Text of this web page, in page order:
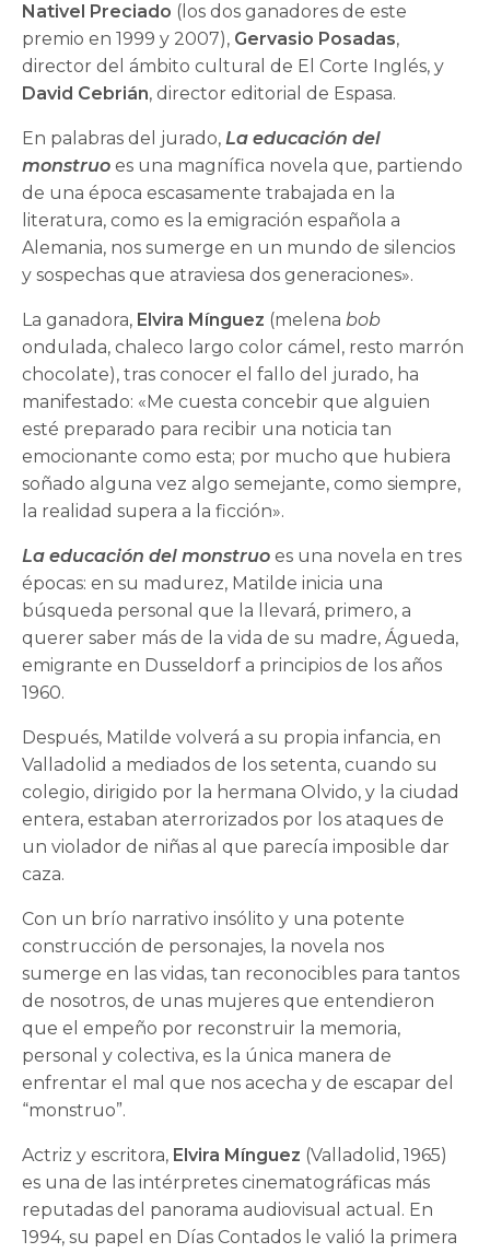
Nativel Preciado (los dos ganadores de este
premio en 1999 y 2007), Gervasio Posadas,
director del ámbito cultural de El Corte Inglés, y
David Cebrián, director editorial de Espasa.
En palabras del jurado,La educación del
monstruo es una magnífica novela que, partiendo
de una época escasamente trabajada en la
literatura, como es la emigración española a
Alemania, nos sumerge en un mundo de silencios
y sospechas que atraviesa dos generaciones».
La ganadora, Elvira Mínguez (melenabob
ondulada, chaleco largo color cámel, resto marrón
chocolate), tras conocer el fallo del jurado, ha
manifestado: «Me cuesta concebir que alguien
esté preparado para recibir una noticia tan
emocionante como esta; por mucho que hubiera
soñado alguna vez algo semejante, como siempre,
la realidad supera a la ficción».
La educación del monstruo es una novela en tres
épocas: en su madurez, Matilde inicia una
búsqueda personal que la llevará, primero, a
querer saber más de la vida de su madre, Águeda,
emigrante en Dusseldorf a principios de los años
1960.
Después, Matilde volverá a su propia infancia, en
Valladolid a mediados de los setenta, cuando su
colegio, dirigido por la hermana Olvido, y la ciudad
entera, estaban aterrorizados por los ataques de
un violador de niñas al que parecía imposible dar
caza.
Con un brío narrativo insólito y una potente
construcción de personajes, la novela nos
sumerge en las vidas, tan reconocibles para tantos
de nosotros, de unas mujeres que entendieron
que el empeño por reconstruir la memoria,
personal y colectiva, es la única manera de
enfrentar el mal que nos acecha y de escapar del
“monstruo”.
Actriz y escritora, Elvira Mínguez (Valladolid, 1965)
es una de las intérpretes cinematográficas más
reputadas del panorama audiovisual actual. En
1994, su papel en Días Contados le valió la primera